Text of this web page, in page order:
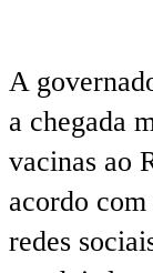
A
a chegada
vacinas ao
acordo
redes